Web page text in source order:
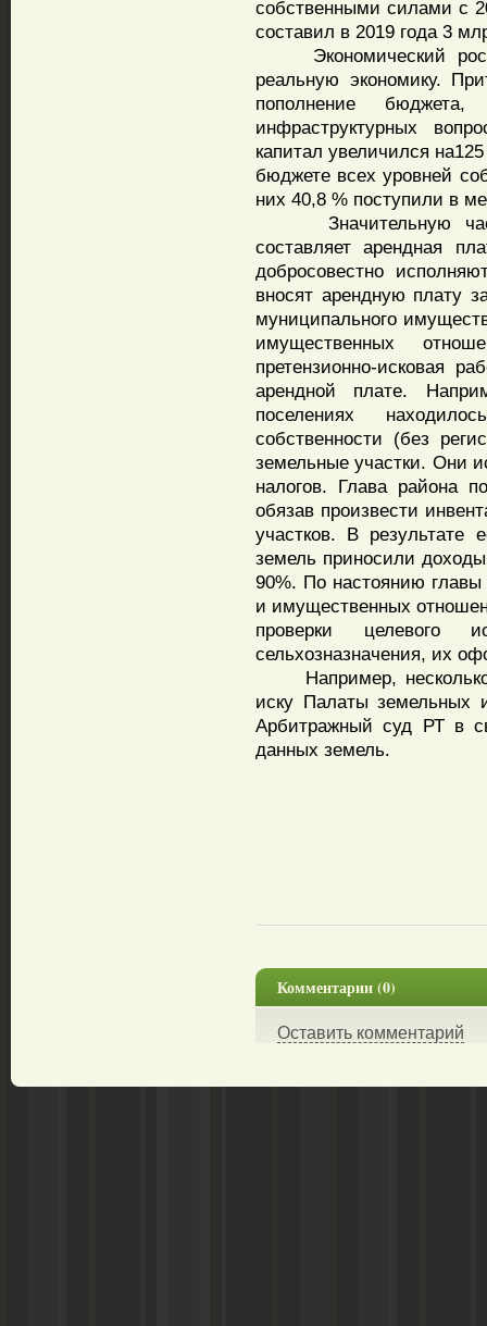
собственными силами с
составил в 2019 года 3
Экономический рост
реальную экономику.
пополнение
инфраструктурных
капитал увеличился
бюджете всех уровней
них 40,8 % поступили в
Значительную
составляет арендная
добросовестно
вносят арендную плату
муниципального
имущественных
претензионно-исковая
арендной плате.
поселениях
собственности (без
земельные участки. Они
налогов. Глава района
обязав произвести
участков. В результате
земель приносили
90%. По настоянию главы
и имущественных
проверки целевого
сельхозназначения, их
Например, несколько
иску Палаты земельных
Арбитражный суд РТ в
данных земель.
Комментарии (0)
Оставить комментарий